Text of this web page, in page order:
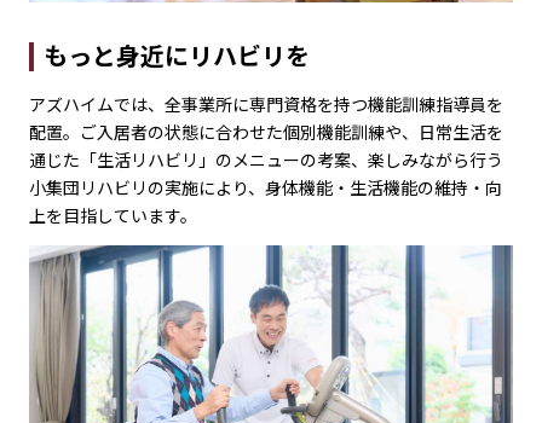
もっと身近にリハビリを
アズハイムでは、全事業所に専門資格を持つ機能訓練指導員を
配置。ご入居者の状態に合わせた個別機能訓練や、日常生活を
通じた「生活リハビリ」のメニューの考案、楽しみながら行う
小集団リハビリの実施により、身体機能・生活機能の維持・向
上を目指しています。